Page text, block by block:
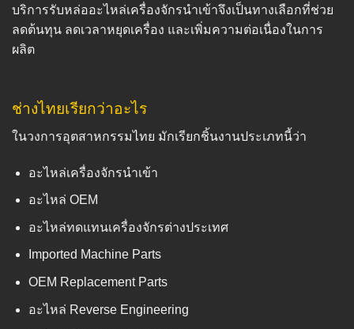
บริการรับหล่ออะไหล่เครื่องจักรนำเข้าจึงเป็นทางเลือกที่ช่วย
ลดต้นทุน ลดเวลาหยุดเครื่อง และเพิ่มความต่อเนื่องในการ
ผลิต
ช่างไทยเรียกว่าอะไร
ในวงการอุตสาหกรรมไทย มักเรียกชิ้นงานประเภทนี้ว่า
อะไหล่เครื่องจักรนำเข้า
อะไหล่ OEM
อะไหล่ทดแทนเครื่องจักรต่างประเทศ
Imported Machine Parts
OEM Replacement Parts
อะไหล่ Reverse Engineering